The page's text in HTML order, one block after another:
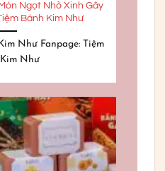
Ngọt Nhỏ Xinh Gây
Bánh Kim Như
Như Fanpage: Tiệm
Như